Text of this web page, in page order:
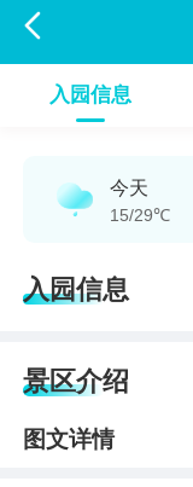

入园信息
今天
15/29℃
入园信息
景区介绍
图文详情